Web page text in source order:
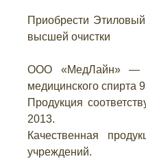
Приобрести
высшей очистки
ООО «МедЛайн» —
медицинского спирта
Продукция
2013.
Качественная
учреждений.